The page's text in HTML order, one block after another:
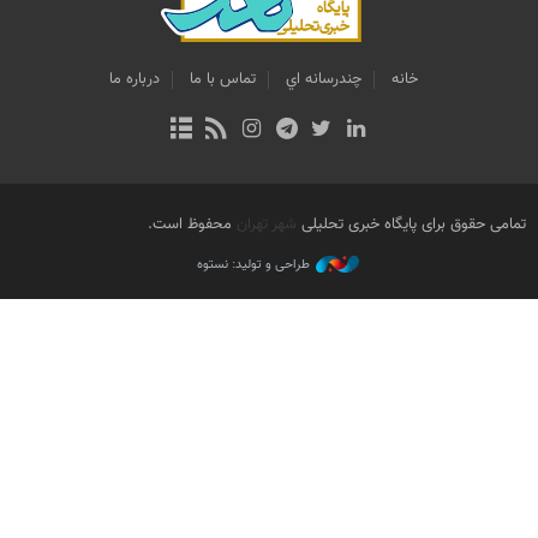
خانه چندرسانه اي تماس با ما درباره ما
تمامی حقوق برای پایگاه خبری تحلیلی شهر تهران محفوظ است.
طراحی و تولید: نستوه